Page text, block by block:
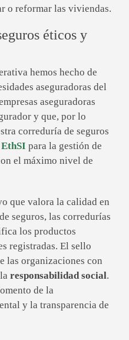
o reformar las viviendas.
éticos y
hemos hecho de
aseguradoras del
aseguradoras
y que, por lo
correduría de seguros
para la gestión de
el máximo nivel de
que valora la calidad en
seguros, las corredurías
los productos
registradas. El sello
las organizaciones con
responsabilidad social.
de la
y la transparencia de